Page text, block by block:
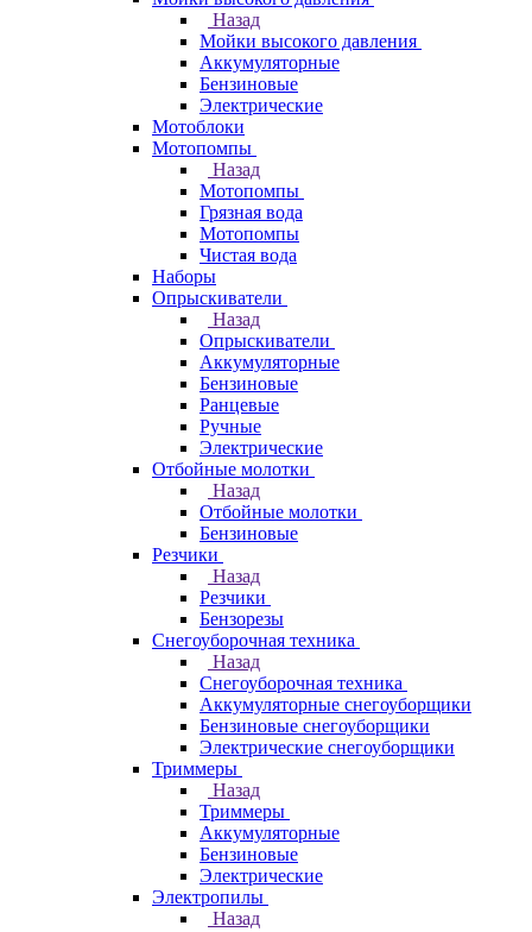
Назад
Мойки высокого давления
Аккумуляторные
Бензиновые
Электрические
Мотоблоки
Мотопомпы
Назад
Мотопомпы
Грязная вода
Мотопомпы
Чистая вода
Наборы
Опрыскиватели
Назад
Опрыскиватели
Аккумуляторные
Бензиновые
Ранцевые
Ручные
Электрические
Отбойные молотки
Назад
Отбойные молотки
Бензиновые
Резчики
Назад
Резчики
Бензорезы
Снегоуборочная техника
Назад
Снегоуборочная техника
Аккумуляторные снегоуборщики
Бензиновые снегоуборщики
Электрические снегоуборщики
Триммеры
Назад
Триммеры
Аккумуляторные
Бензиновые
Электрические
Электропилы
Назад